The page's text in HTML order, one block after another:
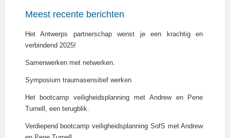
Meest recente berichten
Het Antwerps partnerschap wenst je een krachtig en
verbindend 2025!
Samenwerken met netwerken.
Symposium traumasensitief werken
Het bootcamp veiligheidsplanning met Andrew en Pene
Turnell, een terugblik.
Verdiepend bootcamp veiligheidsplanning SofS met Andrew